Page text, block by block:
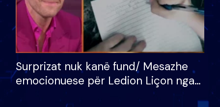
Surprizat nuk kanë fund/ Mesazhe
emocionuese për Ledion Liçon nga
nëna dhe fëmijët e tij, moderatori